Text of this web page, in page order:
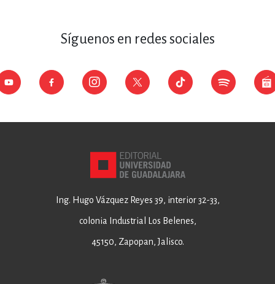
Síguenos en redes sociales
Ing. Hugo Vázquez Reyes 39, interior 32-33,
colonia Industrial Los Belenes,
45150, Zapopan, Jalisco.